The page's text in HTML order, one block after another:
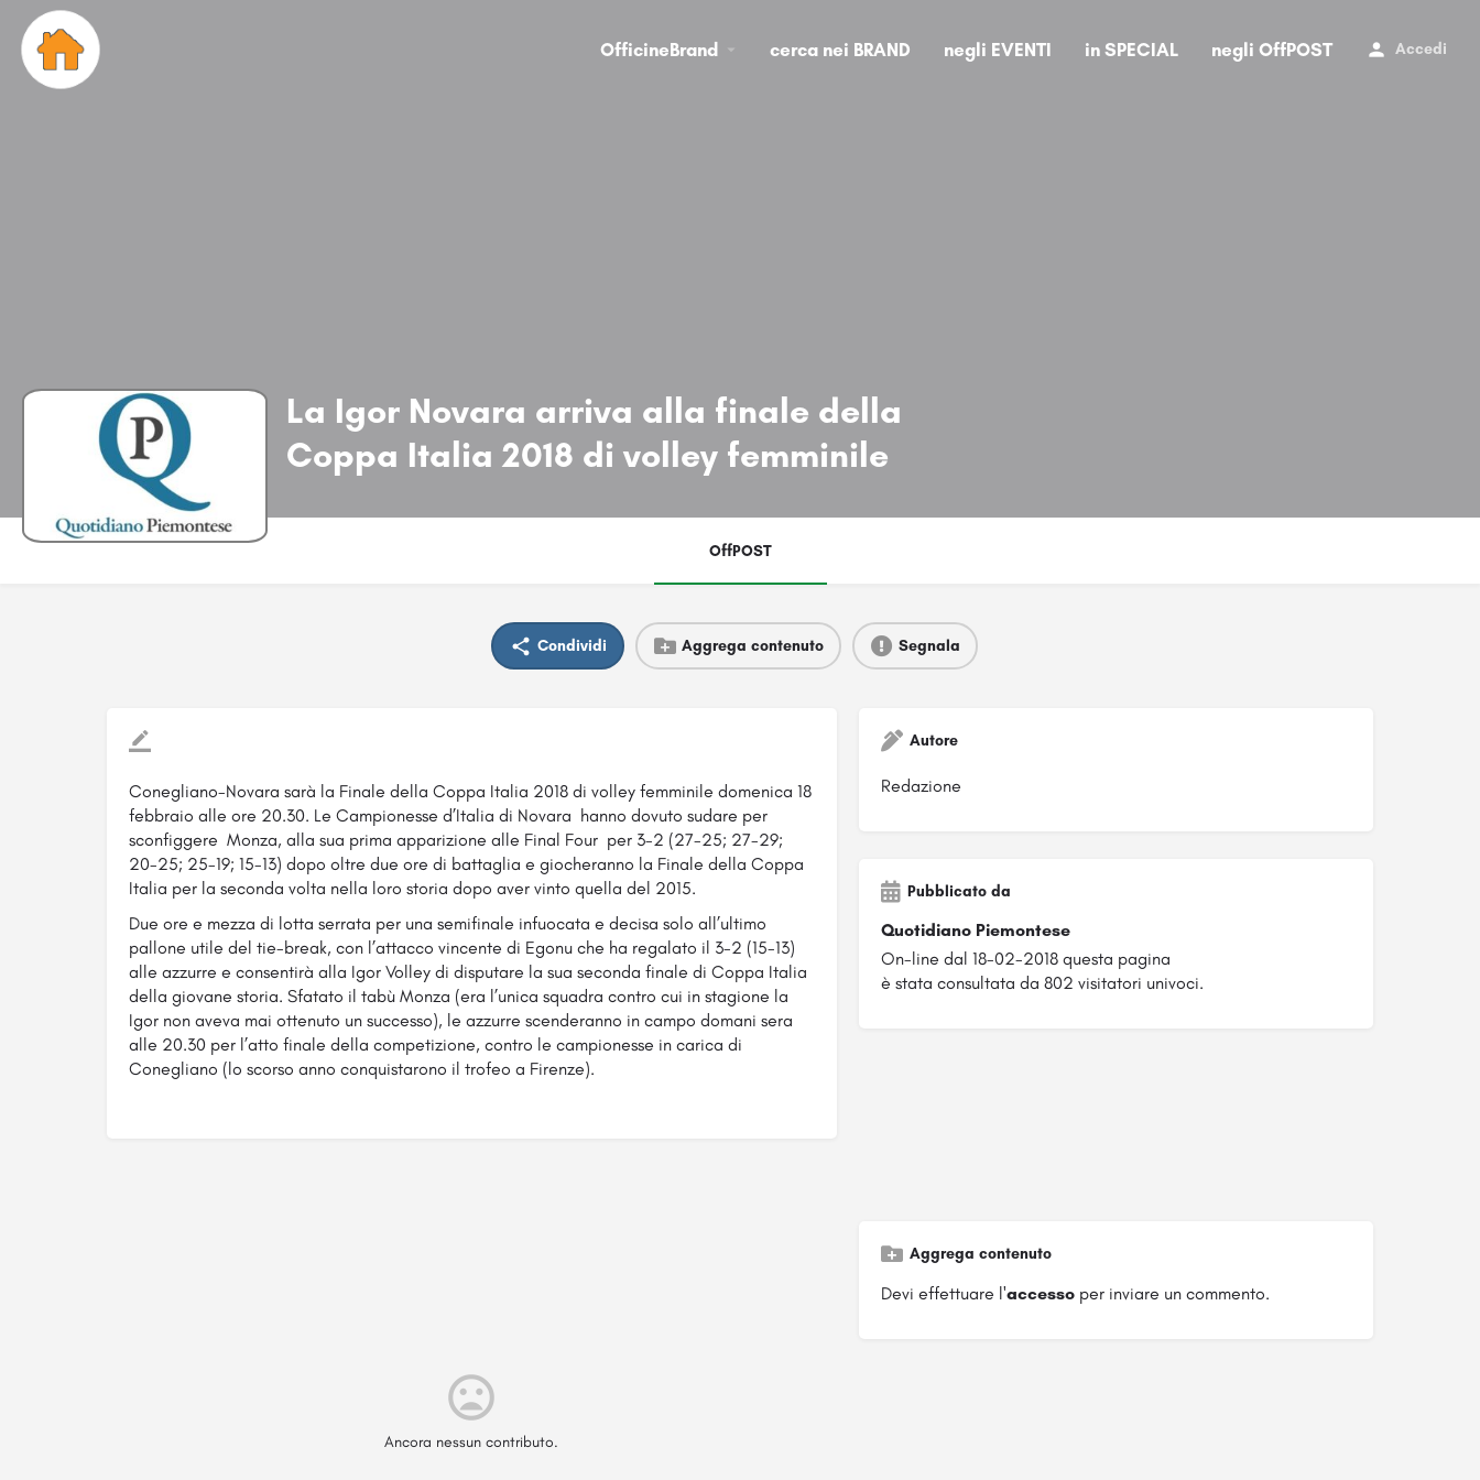
OfficineBrand cerca nei BRAND negli EVENTI in SPECIAL negli OffPOST Accedi
La Igor Novara arriva alla finale della
Coppa Italia 2018 di volley femminile
OffPOST
Condividi Aggrega contenuto Segnala
Conegliano-Novara sarà la Finale della Coppa Italia 2018 di volley femminile domenica 18
febbraio alle ore 20.30. Le Campionesse d’Italia di Novara hanno dovuto sudare per
sconfiggere Monza, alla sua prima apparizione alle Final Four per 3-2 (27-25; 27-29;
20-25; 25-19; 15-13) dopo oltre due ore di battaglia e giocheranno la Finale della Coppa
Italia per la seconda volta nella loro storia dopo aver vinto quella del 2015.
Due ore e mezza di lotta serrata per una semifinale infuocata e decisa solo all’ultimo
pallone utile del tie-break, con l’attacco vincente di Egonu che ha regalato il 3-2 (15-13)
alle azzurre e consentirà alla Igor Volley di disputare la sua seconda finale di Coppa Italia
della giovane storia. Sfatato il tabù Monza (era l’unica squadra contro cui in stagione la
Igor non aveva mai ottenuto un successo), le azzurre scenderanno in campo domani sera
alle 20.30 per l’atto finale della competizione, contro le campionesse in carica di
Conegliano (lo scorso anno conquistarono il trofeo a Firenze).
Autore
Redazione
Pubblicato da
Quotidiano Piemontese
On-line dal 18-02-2018 questa pagina
è stata consultata da 802 visitatori univoci.
Ancora nessun contributo.
Aggrega contenuto
Devi effettuare l'accessoper inviare un commento.